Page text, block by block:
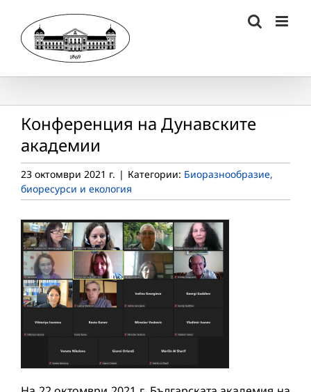
content
Конференция на Дунавските
академии
23 октомври 2021 г. | Категории: Биоразнообразие,
биоресурси и екология